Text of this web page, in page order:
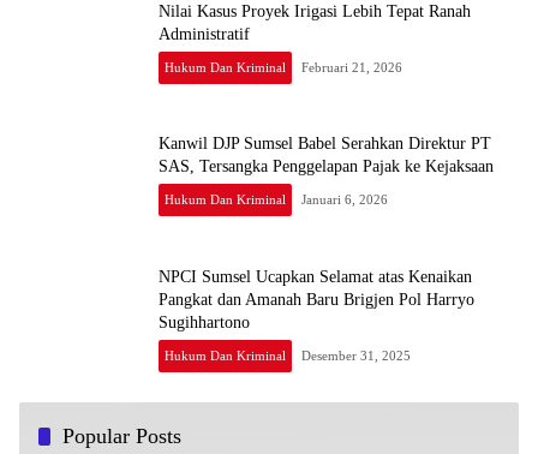
Nilai Kasus Proyek Irigasi Lebih Tepat Ranah
Administratif
Hukum Dan Kriminal Februari 21, 2026
Kanwil DJP Sumsel Babel Serahkan Direktur PT
SAS, Tersangka Penggelapan Pajak ke Kejaksaan
Hukum Dan Kriminal Januari 6, 2026
NPCI Sumsel Ucapkan Selamat atas Kenaikan
Pangkat dan Amanah Baru Brigjen Pol Harryo
Sugihhartono
Hukum Dan Kriminal Desember 31, 2025
Popular Posts